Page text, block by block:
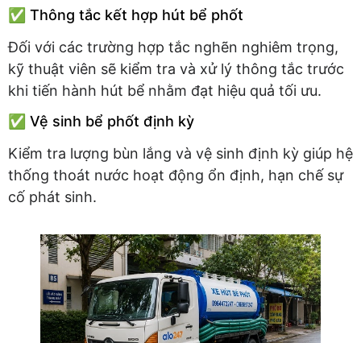
✅ Thông tắc kết hợp hút bể phốt
Đối với các trường hợp tắc nghẽn nghiêm trọng,
kỹ thuật viên sẽ kiểm tra và xử lý thông tắc trước
khi tiến hành hút bể nhằm đạt hiệu quả tối ưu.
✅ Vệ sinh bể phốt định kỳ
Kiểm tra lượng bùn lắng và vệ sinh định kỳ giúp hệ
thống thoát nước hoạt động ổn định, hạn chế sự
cố phát sinh.